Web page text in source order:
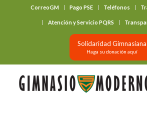
CorreoGM Pago PSE Teléfonos
Atención y Servicio PQRS
Solidaridad Gimnasiana
Haga su donación aquí